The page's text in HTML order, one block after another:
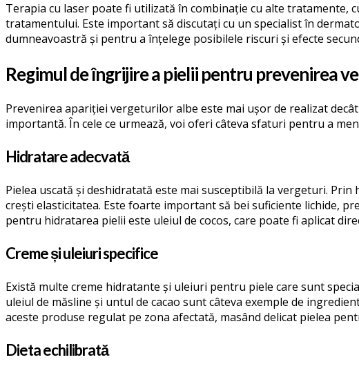
Terapia cu laser poate fi utilizată în combinație cu alte tratamente,
tratamentului. Este important să discutați cu un specialist în
dumneavoastră și pentru a înțelege posibilele riscuri și efecte
Regimul de îngrijire a pielii pentru prevenirea
Prevenirea apariției vergeturilor albe este mai ușor de realizat
importantă. În cele ce urmează, voi oferi câteva sfaturi pentru a
Hidratare adecvată
Pielea uscată și deshidratată este mai susceptibilă la vergeturi.
crești elasticitatea. Este foarte important să bei suficiente lichide,
pentru hidratarea pielii este uleiul de cocos, care poate fi aplicat
Creme și uleiuri specifice
Există multe creme hidratante și uleiuri pentru piele care sunt
uleiul de măsline și untul de cacao sunt câteva exemple de
aceste produse regulat pe zona afectată, masând delicat pielea
Dieta echilibrată